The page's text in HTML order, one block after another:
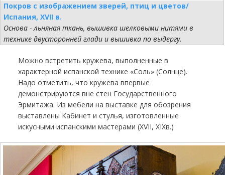
Покров с изображением зверей, птиц и цветов/
Испания, XVII в.
Основа - льняная ткань, вышивка шелковыми нитями в
технике двусторонней глади и вышивка по выдергу.
Можно встретить кружева, выполненные в
характерной испанской технике «Соль» (Солнце).
Надо отметить, что кружева впервые
демонстрируются вне стен Государственного
Эрмитажа. Из мебели на выставке для обозрения
выставлены Кабинет и стулья, изготовленные
искусными испанскими мастерами (XVII, XIXв.)